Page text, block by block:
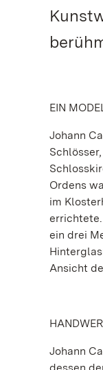
EIN
Johann
Ordens
im
ein drei
Ansicht
Johann